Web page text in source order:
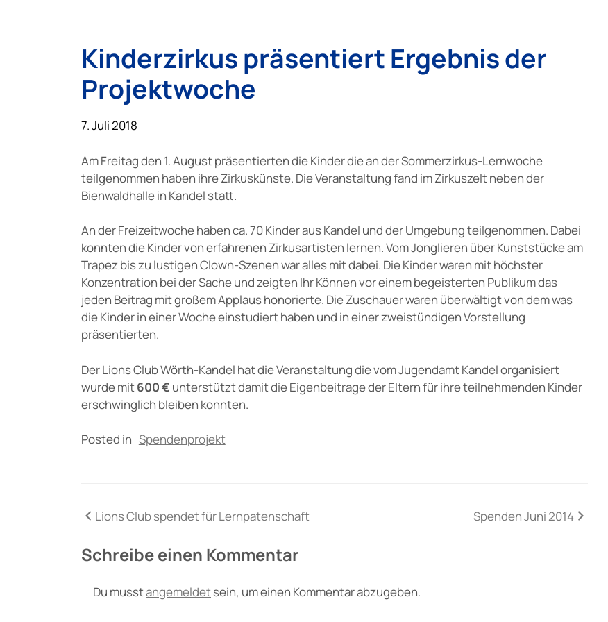
Kinderzirkus präsentiert Ergebnis der
Projektwoche
7. Juli 2018
Am Freitag den 1. August präsentierten die Kinder die an der Sommerzirkus-Lernwoche
teilgenommen haben ihre Zirkuskünste. Die Veranstaltung fand im Zirkuszelt neben der
Bienwaldhalle in Kandel statt.
An der Freizeitwoche haben ca. 70 Kinder aus Kandel und der Umgebung teilgenommen. Dabei
konnten die Kinder von erfahrenen Zirkusartisten lernen. Vom Jonglieren über Kunststücke am
Trapez bis zu lustigen Clown-Szenen war alles mit dabei. Die Kinder waren mit höchster
Konzentration bei der Sache und zeigten Ihr Können vor einem begeisterten Publikum das
jeden Beitrag mit großem Applaus honorierte. Die Zuschauer waren überwältigt von dem was
die Kinder in einer Woche einstudiert haben und in einer zweistündigen Vorstellung
präsentierten.
Der Lions Club Wörth-Kandel hat die Veranstaltung die vom Jugendamt Kandel organisiert
wurde mit600 € unterstützt damit die Eigenbeitrage der Eltern für ihre teilnehmenden Kinder
erschwinglich bleiben konnten.
Posted in Spendenprojekt
Beitragsnavigation
Lions Club spendet für Lernpatenschaft Spenden Juni 2014
Schreibe einen Kommentar
Du musstangemeldetsein, um einen Kommentar abzugeben.